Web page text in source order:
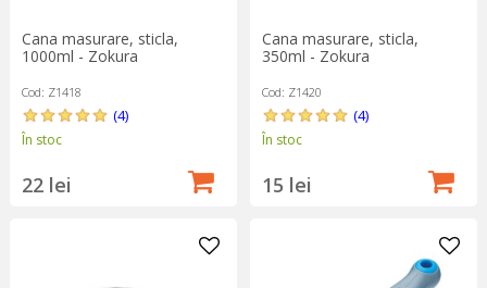
Cana masurare, sticla,
1000ml - Zokura
Cod: Z1418
(4)
În stoc
22 lei
Cana masurare, sticla,
350ml - Zokura
Cod: Z1420
(4)
În stoc
15 lei